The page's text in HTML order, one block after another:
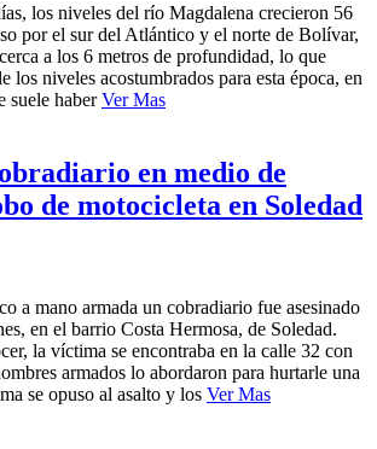
los niveles del río Magdalena crecieron 56
por el sur del Atlántico y el norte de Bolívar,
a los 6 metros de profundidad, lo que
los niveles acostumbrados para esta época, en
suele haberVer Mas
en medio de
de motocicleta en Soledad
a mano armada un cobradiario fue asesinado
en el barrio Costa Hermosa, de Soledad.
la víctima se encontraba en la calle 32 con
armados lo abordaron para hurtarle una
se opuso al asalto y los Ver Mas